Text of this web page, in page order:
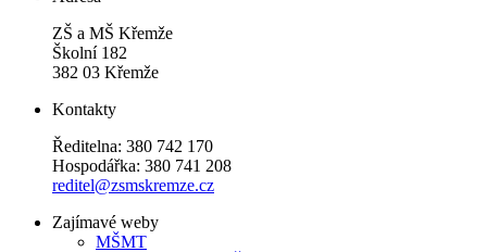
ZŠ a MŠ Křemže
Školní 182
382 03 Křemže
Kontakty
Ředitelna: 380 742 170
Hospodářka: 380 741 208
reditel@zsmskremze.cz
Zajímavé weby
MŠMT